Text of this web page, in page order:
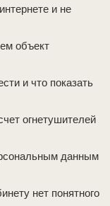
и не
объект
и что показать
огнетушителей
данным
нет понятного